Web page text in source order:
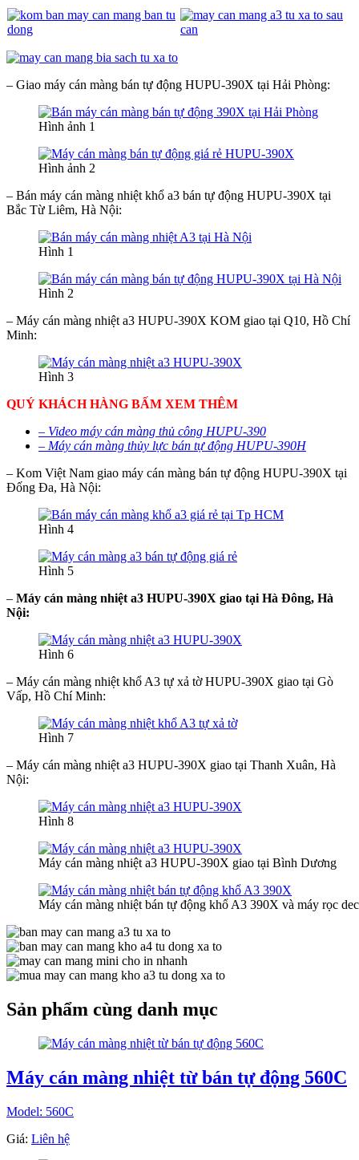
– Giao máy cán màng bán tự động HUPU-390X tại Hải Phòng:
Hình ảnh 1
Hình ảnh 2
– Bán máy cán màng nhiệt khổ a3 bán tự động HUPU-390X tại
Bắc Từ Liêm, Hà Nội:
Hình 1
Hình 2
– Máy cán màng nhiệt a3 HUPU-390X KOM giao tại Q10, Hồ Chí
Minh:
Hình 3
QUÝ KHÁCH HÀNG BẤM XEM THÊM
– Video máy cán màng thủ công HUPU-390
– Máy cán màng thủy lực bán tự động HUPU-390H
– Kom Việt Nam giao máy cán màng bán tự động HUPU-390X tại
Đống Đa, Hà Nội:
Hình 4
Hình 5
– Máy cán màng nhiệt a3 HUPU-390X giao tại Hà Đông, Hà
Nội:
Hình 6
– Máy cán màng nhiệt khổ A3 tự xả tờ HUPU-390X giao tại Gò
Vấp, Hồ Chí Minh:
Hình 7
– Máy cán màng nhiệt a3 HUPU-390X giao tại Thanh Xuân, Hà
Nội:
Hình 8
Máy cán màng nhiệt a3 HUPU-390X giao tại Bình Dương
Máy cán màng nhiệt bán tự động khổ A3 390X và máy rọc
Sản phẩm cùng danh mục
Máy cán màng nhiệt từ bán tự động 560C
Model: 560C
Giá: Liên hệ